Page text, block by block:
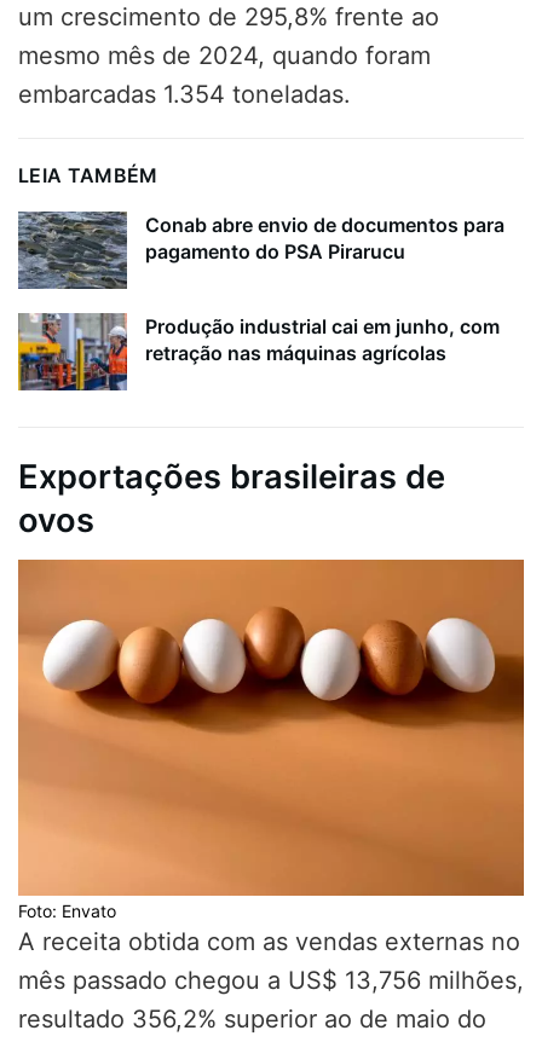
um crescimento de 295,8% frente ao
mesmo mês de 2024, quando foram
embarcadas 1.354 toneladas.
LEIA TAMBÉM
Conab abre envio de documentos para
pagamento do PSA Pirarucu
Produção industrial cai em junho, com
retração nas máquinas agrícolas
Exportações brasileiras de
ovos
Foto: Envato
A receita obtida com as vendas externas no
mês passado chegou a US$ 13,756 milhões,
resultado 356,2% superior ao de maio do